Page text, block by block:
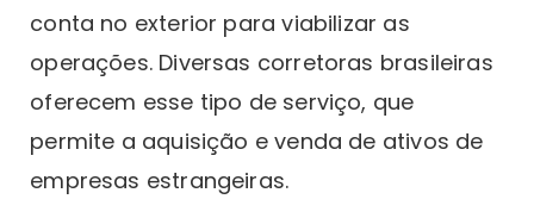
conta no exterior para viabilizar as
operações. Diversas corretoras brasileiras
oferecem esse tipo de serviço, que
permite a aquisição e venda de ativos de
empresas estrangeiras.